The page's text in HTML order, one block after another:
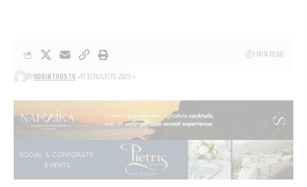
BYKORINTHOSTV 19 ΙΟΥΛΊΟΥ 2025
1 MIN READ